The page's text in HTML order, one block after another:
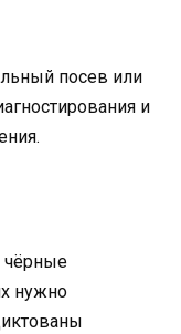
посев или
и
чёрные
нужно